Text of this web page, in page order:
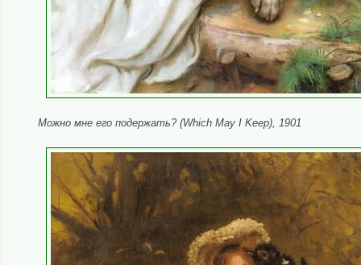
Можно мне его подержать?(Which May I Keep), 1901